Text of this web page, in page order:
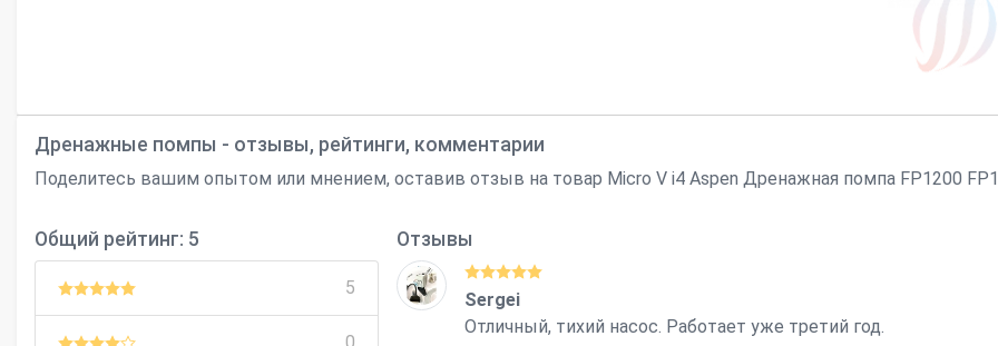
Дренажные помпы - отзывы, рейтинги, комментарии
Поделитесь вашим опытом или мнением, оставив отзыв на товар Micro V i4 Aspen Дренажная помпа FP1200
Общий рейтинг: 5
5
0
Отзывы
Sergei
Отличный, тихий насос. Работает уже третий год.